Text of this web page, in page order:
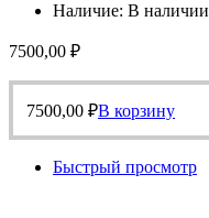
Наличие: В наличии
7500,00 ₽
7500,00 ₽В корзину
Быстрый просмотр